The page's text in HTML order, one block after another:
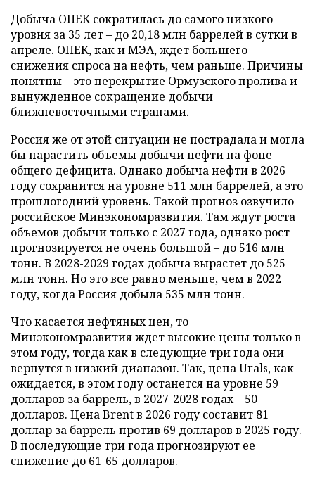
Добыча ОПЕК сократилась до самого низкого
уровня за 35 лет – до 20,18 млн баррелей в сутки в
апреле. ОПЕК, как и МЭА, ждет большего
снижения спроса на нефть, чем раньше. Причины
понятны – это перекрытие Ормузского пролива и
вынужденное сокращение добычи
ближневосточными странами.
Россия же от этой ситуации не пострадала и могла
бы нарастить объемы добычи нефти на фоне
общего дефицита. Однако добыча нефти в 2026
году сохранится на уровне 511 млн баррелей, а это
прошлогодний уровень. Такой прогноз озвучило
российское Минэкономразвития. Там ждут роста
объемов добычи только с 2027 года, однако рост
прогнозируется не очень большой – до 516 млн
тонн. В 2028-2029 годах добыча вырастет до 525
млн тонн. Но это все равно меньше, чем в 2022
году, когда Россия добыла 535 млн тонн.
Что касается нефтяных цен, то
Минэкономразвития ждет высокие цены только в
этом году, тогда как в следующие три года они
вернутся в низкий диапазон. Так, цена Urals, как
ожидается, в этом году останется на уровне 59
долларов за баррель, в 2027-2028 годах – 50
долларов. Цена Brent в 2026 году составит 81
доллар за баррель против 69 долларов в 2025 году.
В последующие три года прогнозируют ее
снижение до 61-65 долларов.